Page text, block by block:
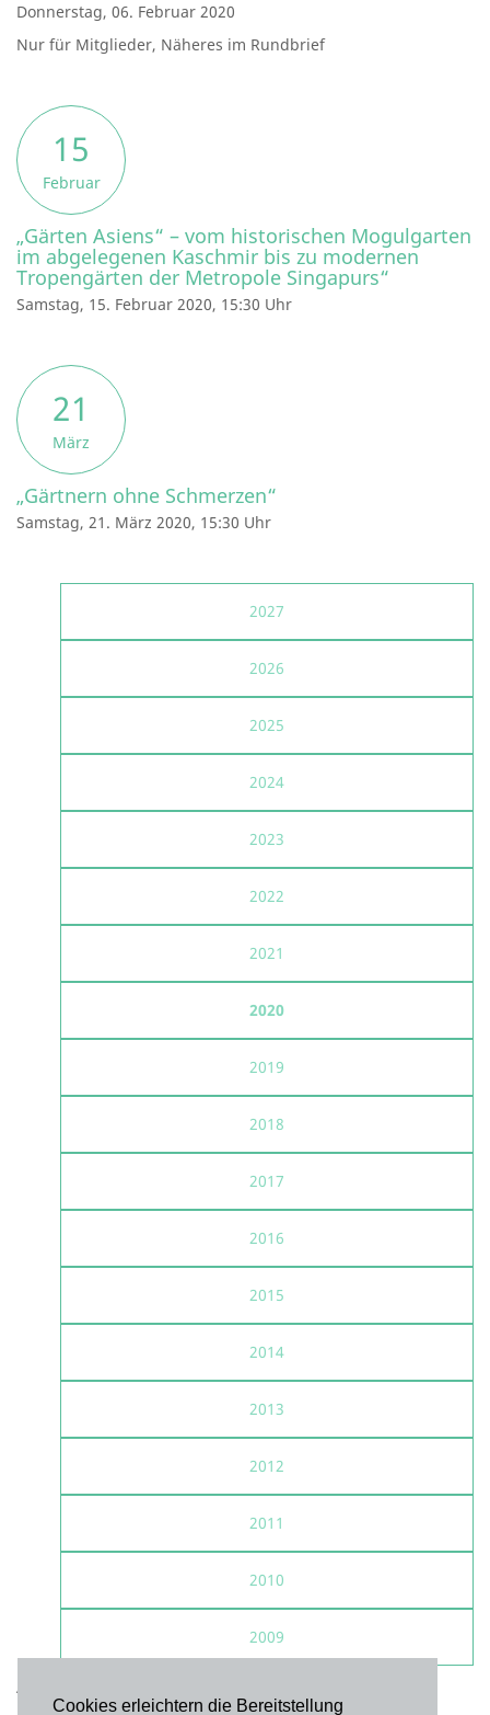
Cookies erleichtern die Bereitstellung
Donnerstag, 06. Februar 2020
Nur für Mitglieder, Näheres im Rundbrief
15
Februar
„Gärten Asiens“ – vom historischen Mogulgarten
im abgelegenen Kaschmir bis zu modernen
Tropengärten der Metropole Singapurs“
Samstag, 15. Februar 2020, 15:30 Uhr
21
März
„Gärtnern ohne Schmerzen“
Samstag, 21. März 2020, 15:30 Uhr
2027
2026
2025
2024
2023
2022
2021
2020
2019
2018
2017
2016
2015
2014
2013
2012
2011
2010
2009
Alle Veranstaltungen: kostenfrei, Spenden erbeten